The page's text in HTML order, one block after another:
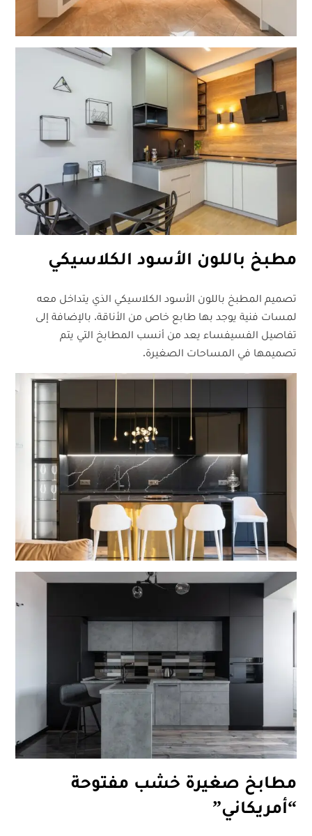
مطبخ باللون الأسود الكلاسيكي
تصميم المطبخ باللون الأسود الكلاسيكي الذي يتداخل معه
لمسات فنية يوجد بها طابع خاص من الأناقة. بالإضافة إلى
تفاصيل الفسيفساء يعد من أنسب المطابخ التي يتم
تصميمها في المساحات الصغيرة.
مطابخ صغيرة خشب مفتوحة
“أمريكاني”